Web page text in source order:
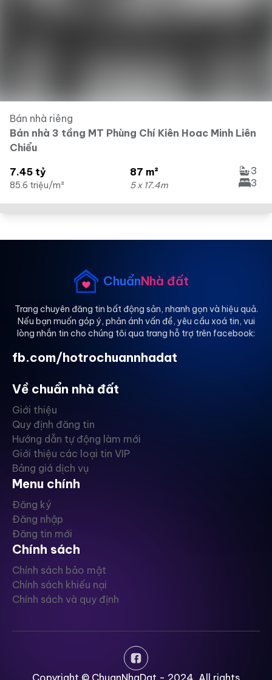
Bán nhà riêng
Bán nhà 3 tầng MT Phùng Chí Kiên Hoac Minh Liên
Chiểu
7.45 tỷ
85.6 triệu/m²
87 m²
5 x 17.4m
3
3
ChuẩnNhà đất
Trang chuyên đăng tin bất động sản, nhanh gọn và hiệu quả.
Nếu bạn muốn góp ý, phản ánh vấn đề, yêu cầu xoá tin, vui
lòng nhắn tin cho chúng tôi qua trang hỗ trợ trên facebook:
fb.com/hotrochuannhadat
Về chuẩn nhà đất
Giới thiệu
Quy định đăng tin
Hướng dẫn tự động làm mới
Giới thiệu các loại tin VIP
Bảng giá dịch vụ
Menu chính
Đăng ký
Đăng nhập
Đăng tin mới
Chính sách
Chính sách bảo mật
Chính sách khiếu nại
Chính sách và quy định
Copyright © ChuanNhaDat - 2024, All rights